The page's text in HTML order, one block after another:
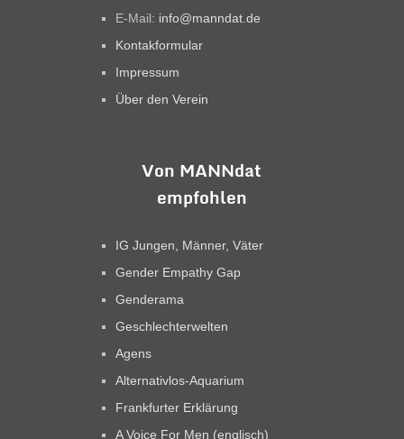
E-Mail: info@manndat.de
Kontakformular
Impressum
Über den Verein
Von MANNdat
empfohlen
IG Jungen, Männer, Väter
Gender Empathy Gap
Genderama
Geschlechterwelten
Agens
Alternativlos-Aquarium
Frankfurter Erklärung
A Voice For Men (englisch)